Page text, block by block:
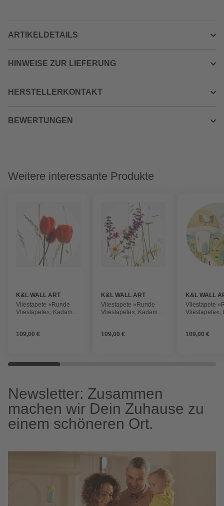
ARTIKELDETAILS
HINWEISE ZUR LIEFERUNG
HERSTELLERKONTAKT
BEWERTUNGEN
Weitere interessante Produkte
K&L WALL ART
Vliestapete »Runde
Vliestapete«, Kadam
109,00 €
K&L WALL ART
Vliestapete »Runde
Vliestapete«, Kadam
109,00 €
K&L WALL
Vliestapete
Vliestapete«,
109,00 €
Newsletter: Zusammen
machen wir Dein Zuhause zu
einem schöneren Ort.